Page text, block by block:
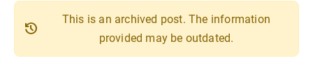
history
This is an archived post. The information
provided may be outdated.